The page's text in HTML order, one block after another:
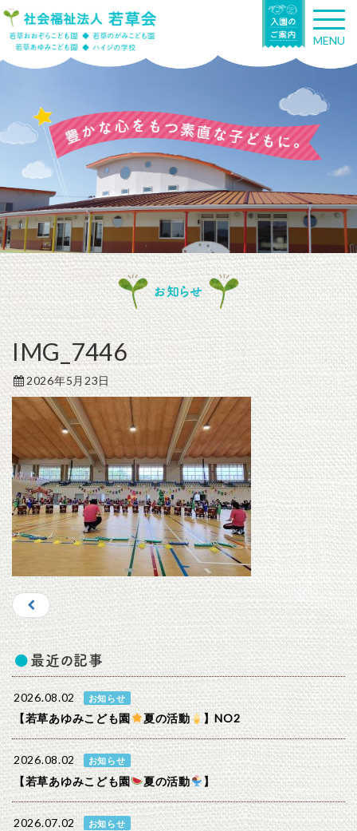
T
o
g
n
g
a
t
n
MENU
お知らせ
IMG_7446
2026年5月23日
最近の記事
2026.08.02 お知らせ
【若草あゆみこども園 夏の活動 】NO2
2026.08.02 お知らせ
【若草あゆみこども園 夏の活動 】
2026.07.02 お知らせ